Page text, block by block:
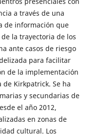
a través de una
de información que
la trayectoria de los
ante casos de riesgo
para facilitar
de la implementación
de Kirkpatrick. Se ha
y secundarias de
el año 2012,
en zonas de
cultural. Los